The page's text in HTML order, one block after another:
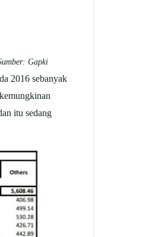
Gapki
2016 sebanyak
itu sedang